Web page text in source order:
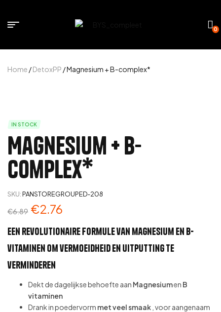
0
Home /DetoxPP / Magnesium + B-complex*
IN STOCK
Magnesium + B-
complex*
SKU:PANSTOREGROUPED-208
€6.89 €2.76
Een revolutionaire formule van magnesium en B-
vitaminen om vermoeidheid en uitputting te
verminderen
Dekt de dagelijkse behoefte aan Magnesiumen B
vitaminen
Drank in poedervorm met veel smaak , voor aangenaam